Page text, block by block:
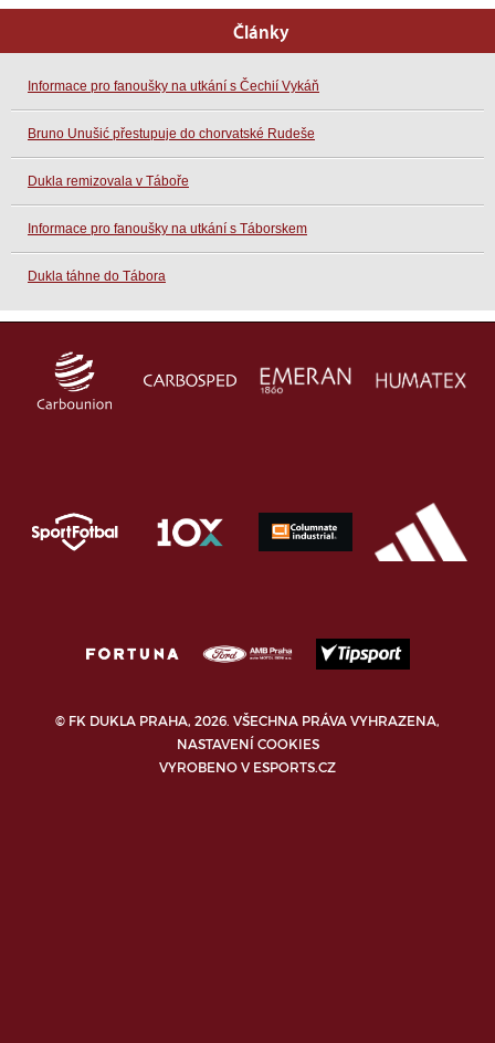
Články
Informace pro fanoušky na utkání s Čechií Vykáň
Bruno Unušić přestupuje do chorvatské Rudeše
Dukla remizovala v Táboře
Informace pro fanoušky na utkání s Táborskem
Dukla táhne do Tábora
© FK DUKLA PRAHA, 2026. VŠECHNA PRÁVA VYHRAZENA,
NASTAVENÍ COOKIES
VYROBENO V ESPORTS.CZ